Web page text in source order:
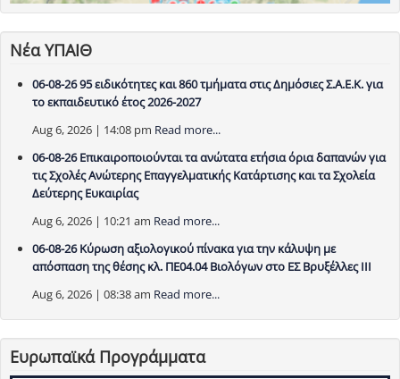
Νέα ΥΠΑΙΘ
06-08-26 95 ειδικότητες και 860 τμήματα στις Δημόσιες Σ.Α.Ε.Κ. για
το εκπαιδευτικό έτος 2026-2027
Aug 6, 2026 | 14:08 pm Read more...
06-08-26 Επικαιροποιούνται τα ανώτατα ετήσια όρια δαπανών για
τις Σχολές Ανώτερης Επαγγελματικής Κατάρτισης και τα Σχολεία
Δεύτερης Ευκαιρίας
Aug 6, 2026 | 10:21 am Read more...
06-08-26 Κύρωση αξιολογικού πίνακα για την κάλυψη με
απόσπαση της θέσης κλ. ΠΕ04.04 Βιολόγων στο ΕΣ Βρυξέλλες ΙΙΙ
Aug 6, 2026 | 08:38 am Read more...
Ευρωπαϊκά Προγράμματα